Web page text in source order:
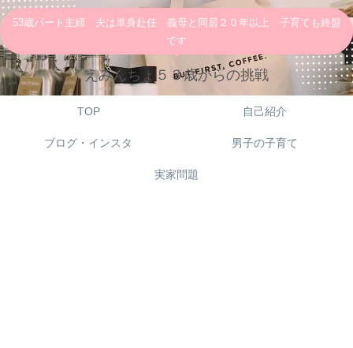
53歳パート主婦 夫は単身赴任 義母と同居２０年以上 子育ても終盤
です
えみんちょ５３歳からの挑戦
TOP 自己紹介
ブログ・インスタ 男子の子育て
実家問題